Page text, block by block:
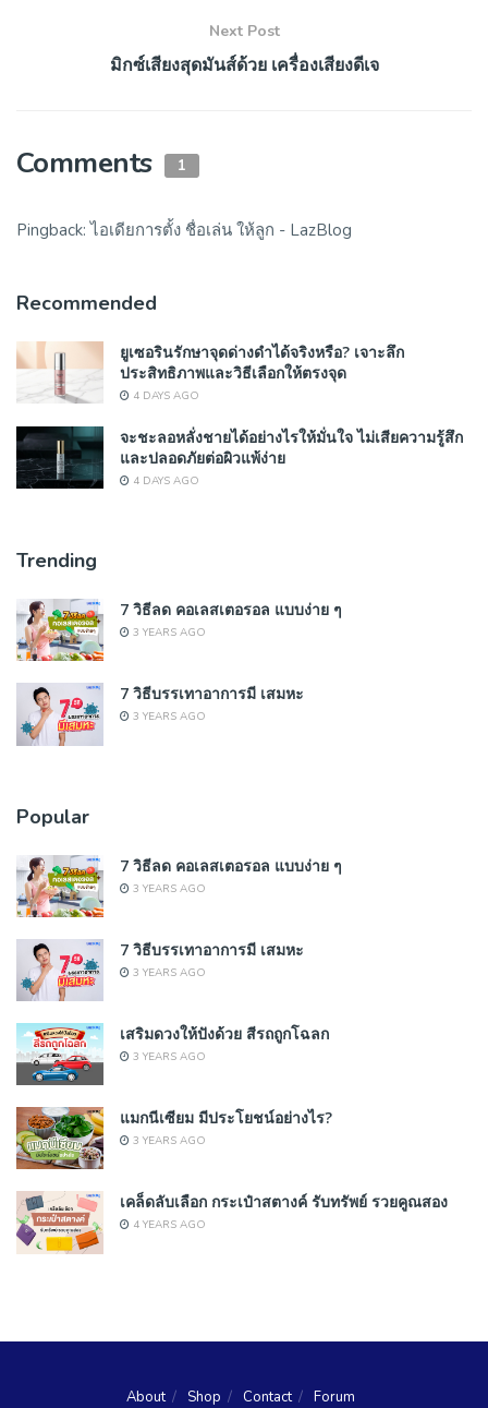
Next Post
มิกซ์เสียงสุดมันส์ด้วย เครื่องเสียงดีเจ
Comments 1
Pingback:ไอเดียการตั้ง ชื่อเล่น ให้ลูก - LazBlog
Recommended
ยูเซอรินรักษาจุดด่างดำได้จริงหรือ? เจาะลึก
ประสิทธิภาพและวิธีเลือกให้ตรงจุด
4 DAYS AGO
จะชะลอหลั่งชายได้อย่างไรให้มั่นใจ ไม่เสียความรู้สึก
และปลอดภัยต่อผิวแพ้ง่าย
4 DAYS AGO
Trending
7 วิธีลด คอเลสเตอรอล แบบง่าย ๆ
3 YEARS AGO
7 วิธีบรรเทาอาการมี เสมหะ
3 YEARS AGO
Popular
7 วิธีลด คอเลสเตอรอล แบบง่าย ๆ
3 YEARS AGO
7 วิธีบรรเทาอาการมี เสมหะ
3 YEARS AGO
เสริมดวงให้ปังด้วย สีรถถูกโฉลก
3 YEARS AGO
แมกนีเซียม มีประโยชน์อย่างไร?
3 YEARS AGO
เคล็ดลับเลือก กระเป๋าสตางค์ รับทรัพย์ รวยคูณสอง
4 YEARS AGO
About Shop Contact Forum